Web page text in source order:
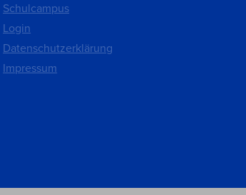
Schulcampus
Login
Datenschutzerklärung
Impressum